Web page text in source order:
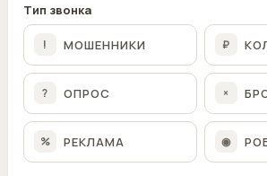
Тип звонка
! МОШЕННИКИ ₽
? ОПРОС ×
% РЕКЛАМА ◉